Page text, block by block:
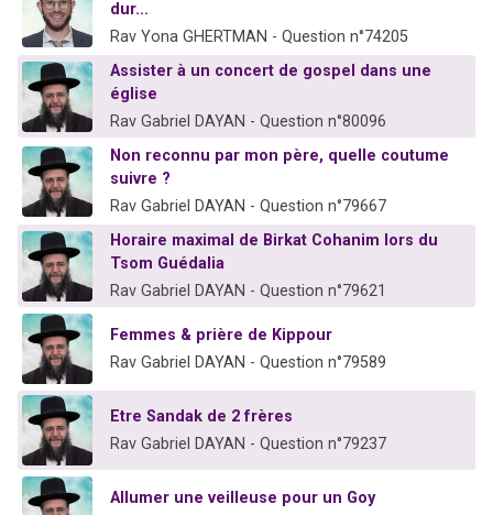
dur...
Rav Yona GHERTMAN - Question n°74205
Assister à un concert de gospel dans une
église
Rav Gabriel DAYAN - Question n°80096
Non reconnu par mon père, quelle coutume
suivre ?
Rav Gabriel DAYAN - Question n°79667
Horaire maximal de Birkat Cohanim lors du
Tsom Guédalia
Rav Gabriel DAYAN - Question n°79621
Femmes & prière de Kippour
Rav Gabriel DAYAN - Question n°79589
Etre Sandak de 2 frères
Rav Gabriel DAYAN - Question n°79237
Allumer une veilleuse pour un Goy